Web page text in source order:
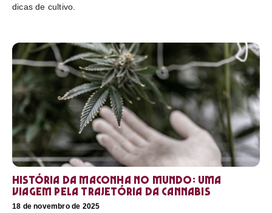
dicas de cultivo.
História da maconha no mundo: uma
viagem pela trajetória da cannabis
18 de novembro de 2025